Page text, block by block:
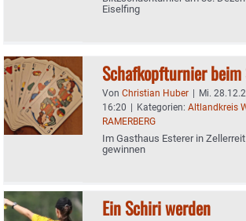
Eiselfing
Schafkopfturnier beim
Von Christian Huber | Mi.
16:20 | Kategorien: Altlandkreis
RAMERBERG
Im Gasthaus Esterer in
gewinnen
Ein Schiri werden